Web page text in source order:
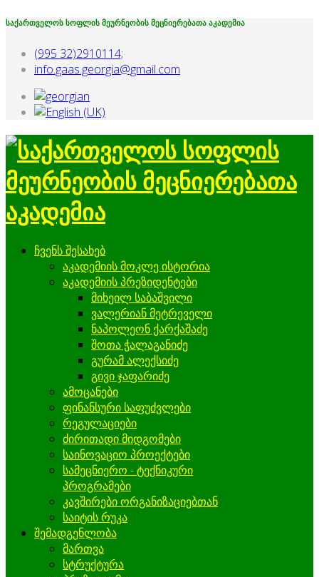
საქართველოს სოფლის მეურნეობის მეცნიერებათა აკადემია
(995 32)2910114;
info.gaas.georgia@gmail.com
ჩვენს შესახებ
აკადემიის მოკლე ისტორია
აკადემიის პრეზიდენტები
მიხეილ საბაშვილი
ვალერიან მეტრეველი
ნაპოლეონ ქარქაშაძე
შოთა ჭალაგანიძე
გურამ ალექსიძე
გივი ჯაფარიძე
ამოცანები
ფინანსური საფუძვლები
რეგულაციები
ძირითადი მიდგომები
საინოვაციო პროექტები
სამეცნიერო - ტექნიკური
პროგრამები
კავშირები ორგანიზაციებთან
საიტის რუკა
შემადგენლობა
მართვა
სტრუქტურა